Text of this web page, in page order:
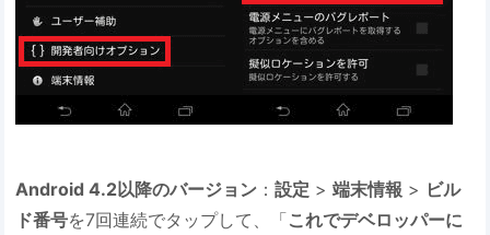
Android 4.2以降のバージョン ：設定 >端末情報 > ビル
ド番号を7回連続でタップして、「これでデベロッパーに